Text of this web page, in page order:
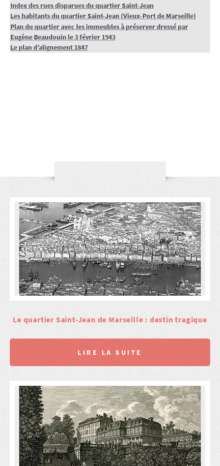
Index des rues disparues du quartier Saint-Jean
Les habitants du quartier Saint-Jean (Vieux-Port de Marseille)
Plan du quartier avec les immeubles à préserver dressé par
Eugène Beaudouin le 3 février 1943
Le plan d’alignement 1847
Le quartier Saint-Jean de Marseille : destin tragique
LIRE LA SUITE